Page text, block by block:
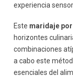
experiencia
Este maridaje
horizontes
combinaciones
a cabo este
esenciales del